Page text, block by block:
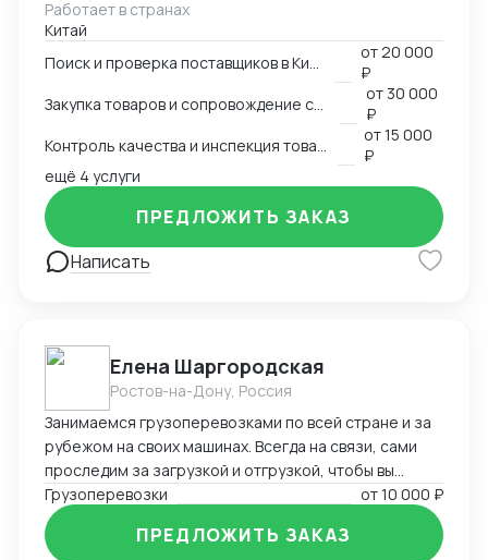
сфере ВЭД. Знаю китайский и английский языки на
профессиональном уровне, имею глубокую
экспертизу в закупках, логистике и международных
расчетах. Организую полный цикл работы с Китаем:
поиск и проверка поставщиков, переговоры,
сопровождение контрактов, контроль качества
продукции, доставка и оплата поставщикам.
Ключевые компетенции Поиск и проверка надежных
поставщиков в Китае Ведение переговоров на
китайском и английском языках Организация
закупок и международной логистики «под ключ»
Международные платежи и финансовое
Работает в странах
Китай
от20 000
₽
от 30 000
₽
от15 000
₽
ещё 4 услуги
Написать
ПРЕДЛОЖИТЬ ЗАКАЗ
Елена Шаргородская
Ростов-на-Дону, Россия
Занимаемся грузоперевозками по всей стране и за
рубежом на своих машинах. Всегда на связи, сами
проследим за загрузкой и отгрузкой, чтобы вы
меньше переживали, будем рады сотрудничеству)
Грузоперевозки от10 000 ₽
ПРЕДЛОЖИТЬ ЗАКАЗ